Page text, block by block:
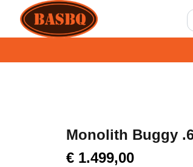
Monolith Buggy
€ 1.499,00